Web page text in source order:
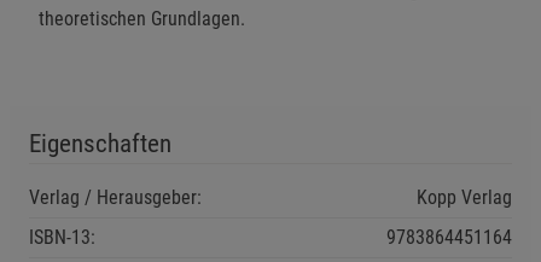
theoretischen Grundlagen.
Eigenschaften
Verlag / Herausgeber:
Kopp Verlag
ISBN-13:
9783864451164